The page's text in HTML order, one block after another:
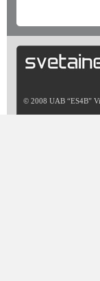
© 2008 UAB “ES4B”